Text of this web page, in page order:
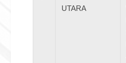
UTARA